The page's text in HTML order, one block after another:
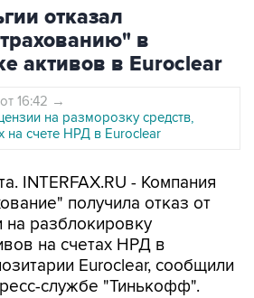
отказал
в
активов в Euroclear
16:42 →
на разморозку средств,
на счете НРД в Euroclear
INTERFAX.RU - Компания
получила отказ от
разблокировку
на счетах НРД в
Euroclear, сообщили
службе "Тинькофф".